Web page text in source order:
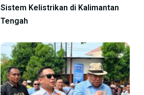
Sistem Kelistrikan di Kalimantan
Tengah